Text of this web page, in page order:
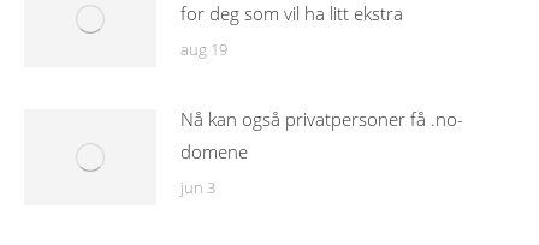
for deg som vil ha litt ekstra
aug 19
Nå kan også privatpersoner få .no-
domene
jun 3